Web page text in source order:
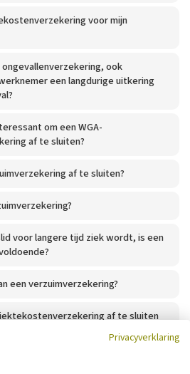
voor mijn
ook
een langdurige uitkering
om een WGA-
af te sluiten?
af te sluiten?
voor langere tijd ziek wordt, is een
een verzuimverzekering?
af te sluiten
Privacyverklaring